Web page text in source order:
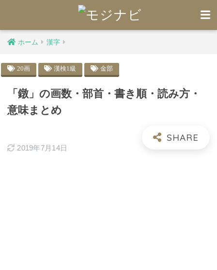
ホーム 漢字
20画 漢検1級 金部
「鐓」の画数・部首・書き順・読み方・
意味まとめ
2019年7月14日